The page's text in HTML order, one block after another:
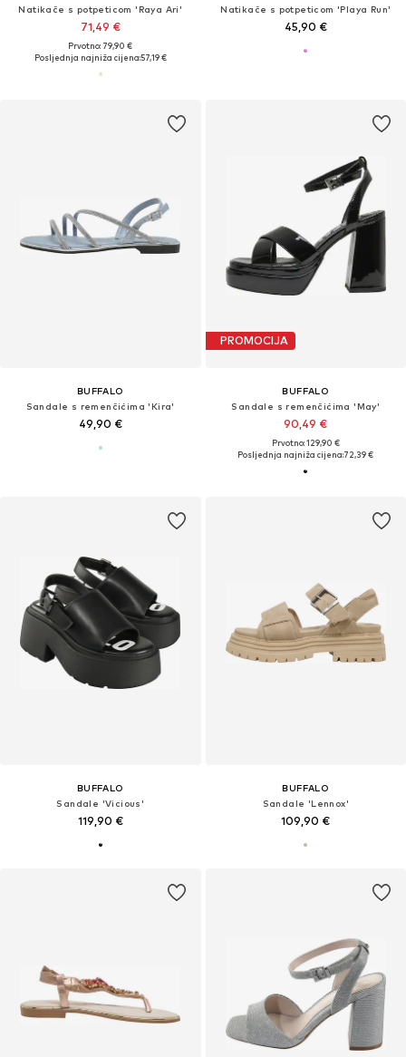
Natikače s potpeticom 'Raya Ari'
71,49 €
Prvotno: 79,90 €
Posljednja najniža cijena:57,19 €
Natikače s potpeticom 'Playa Run'
45,90 €
BUFFALO
Sandale s remenčićima 'Kira'
49,90 €
PROMOCIJA
BUFFALO
Sandale s remenčićima 'May'
90,49 €
Prvotno: 129,90 €
Posljednja najniža cijena:72,39 €
BUFFALO
Sandale 'Vicious'
119,90 €
BUFFALO
Sandale 'Lennox'
109,90 €